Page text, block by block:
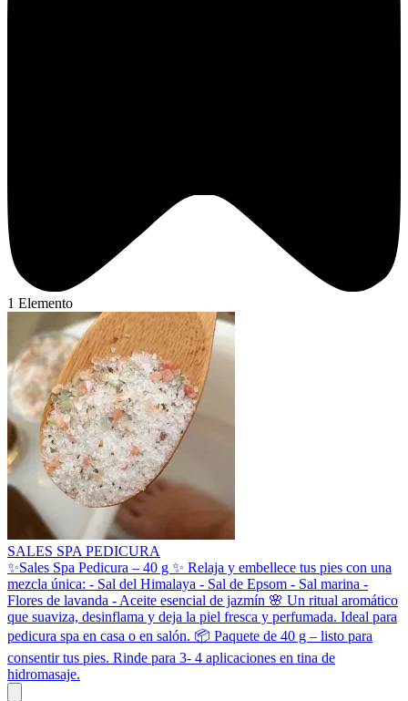
1 Elemento
SALES SPA PEDICURA
✨️Sales Spa Pedicura – 40 g ✨ Relaja y embellece tus pies con una
mezcla única: - Sal del Himalaya - Sal de Epsom - Sal marina -
Flores de lavanda - Aceite esencial de jazmín 🌸 Un ritual aromático
que suaviza, desinflama y deja la piel fresca y perfumada. Ideal para
pedicura spa en casa o en salón. 📦 Paquete de 40 g – listo para
consentir tus pies. Rinde para 3- 4 aplicaciones en tina de
hidromasaje.